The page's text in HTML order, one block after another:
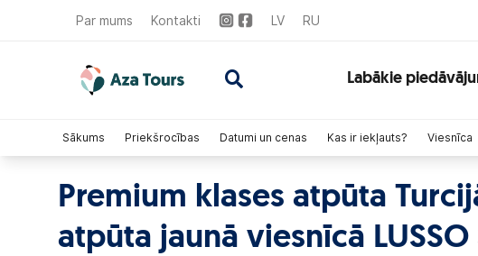
Par mums Kontakti LV RU
Labākie
Premium klases atpūta
atpūta jaunā viesnīcā
Sākums Priekšrocības Datumi un cenas Kas ir iekļauts? Viesnīca